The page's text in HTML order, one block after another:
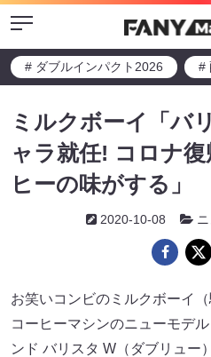
Menu
# ダブルインパクト2026 #
ミルクボーイ「バ
ャラ就任! コロナ
ヒーの味がする」
2020-10-08
お笑いコンビのミルクボーイ
コーヒーマシンのニューモデ
ンド バリスタ W（ダブリュー